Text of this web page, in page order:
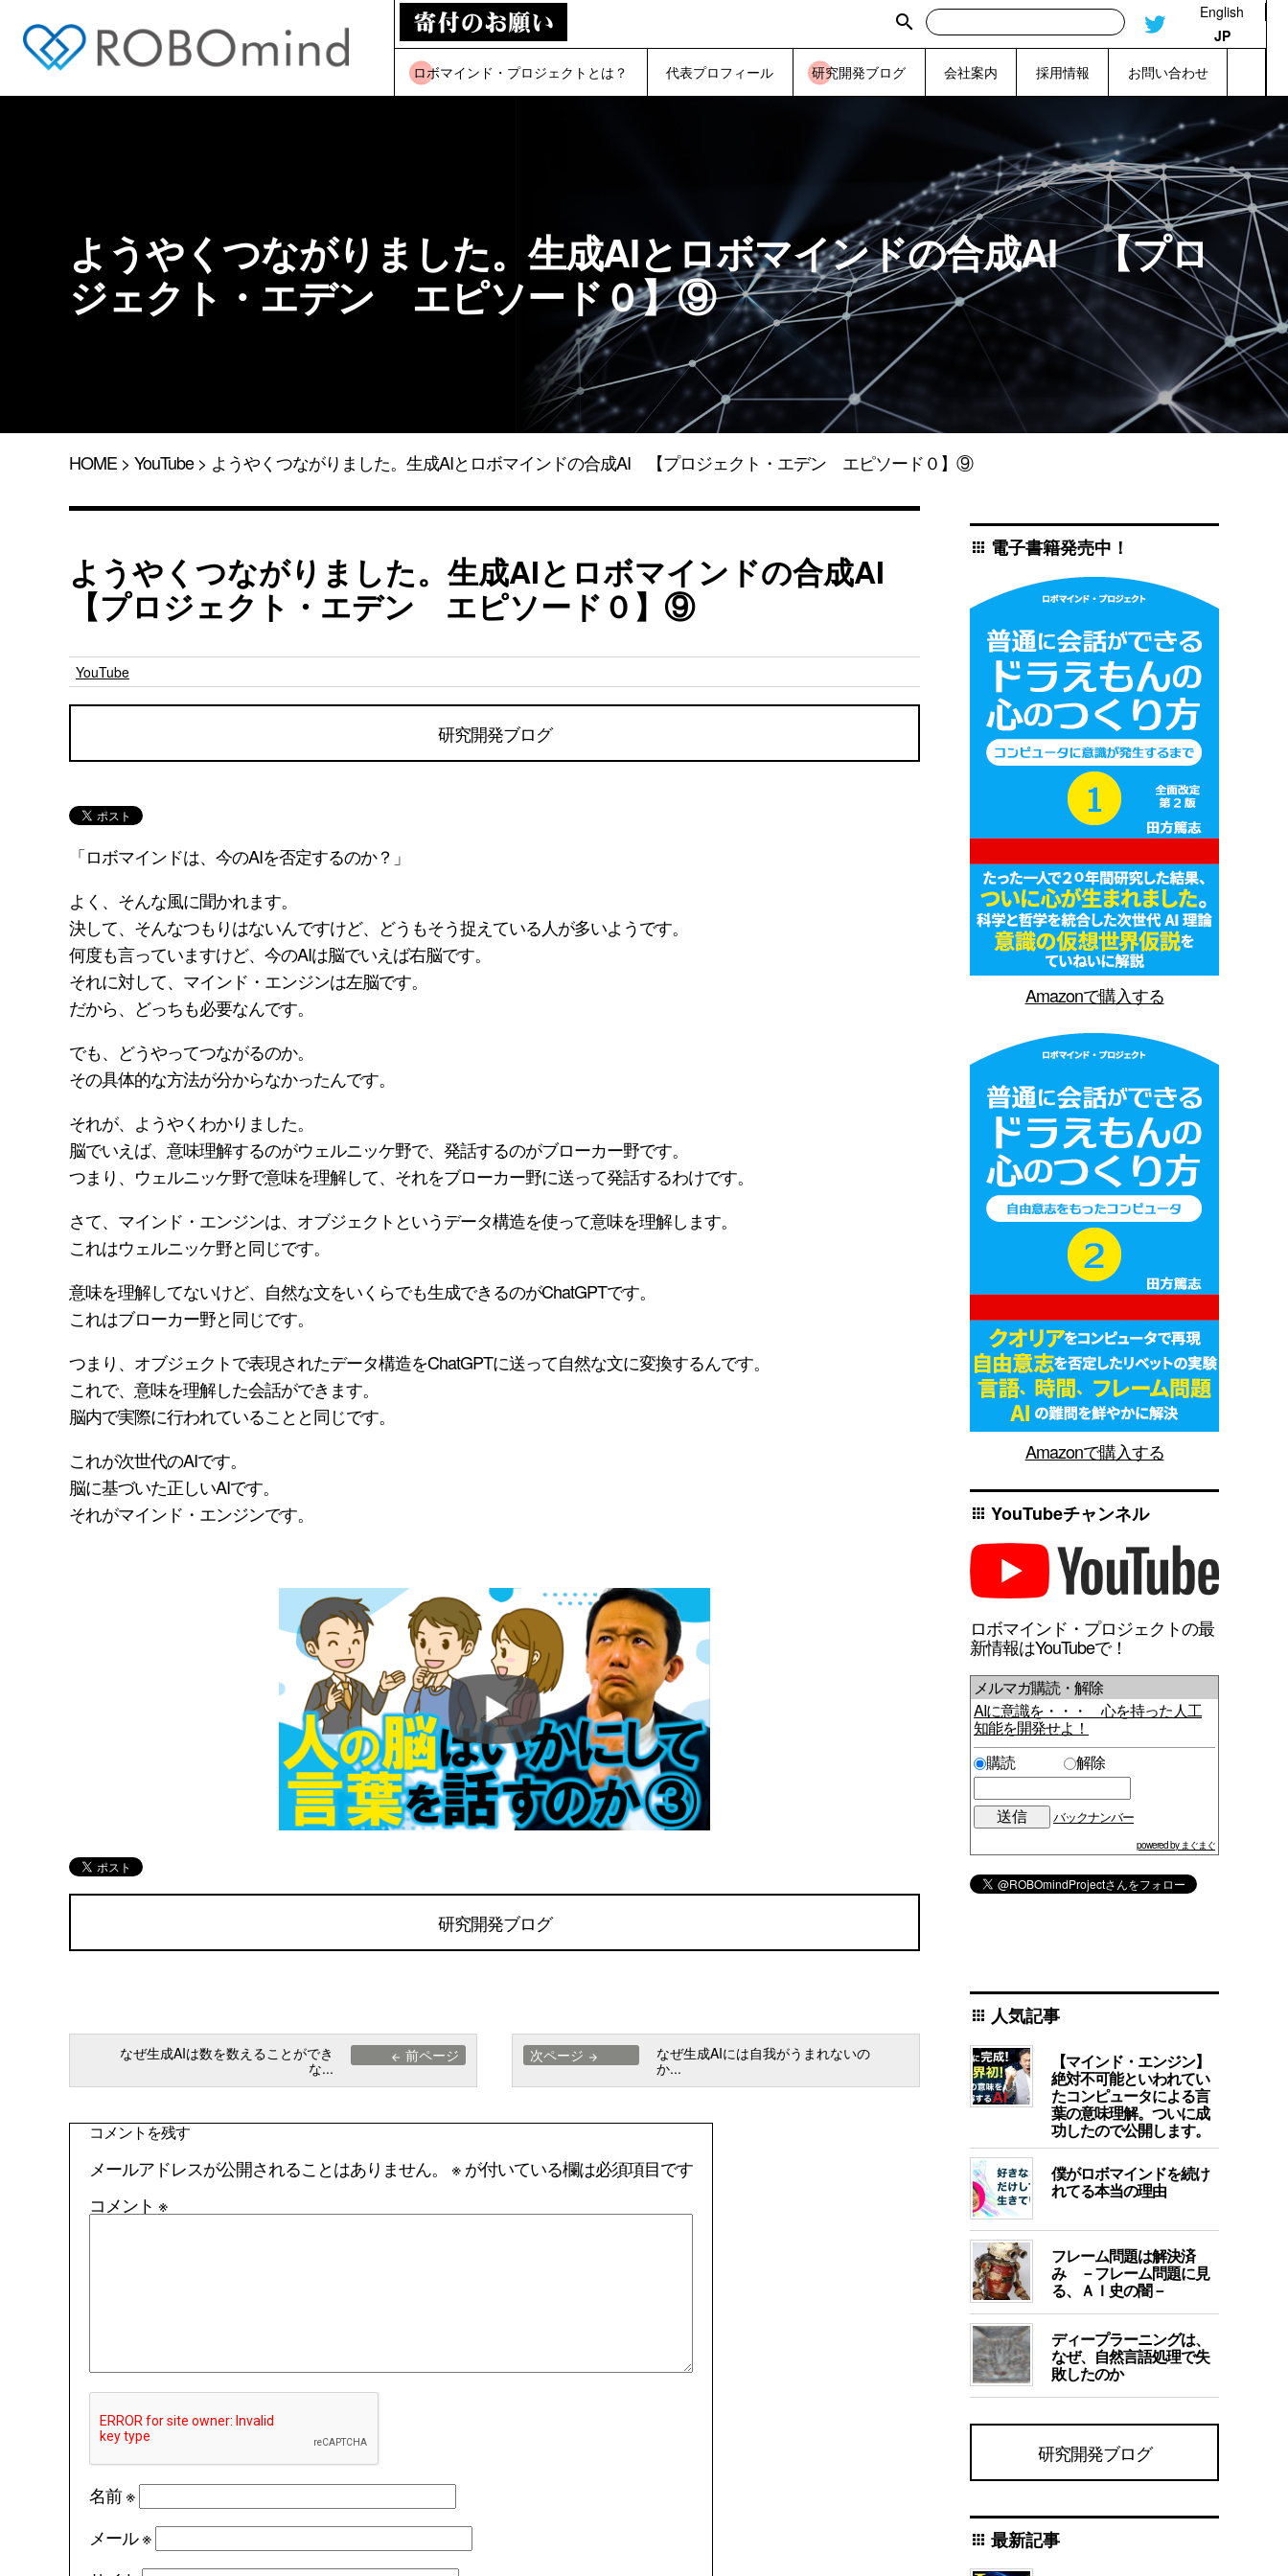
search
English
JP
ロボマインド・プロジェクトとは？
代表プロフィール 研究開発ブログ 会社案内 採用情報 お問い合わせ
ようやくつながりました。生成AIとロボマインドの合成AI 【プロ
ジェクト・エデン エピソード０】⑨
HOME > YouTube> ようやくつながりました。生成AIとロボマインドの合成AI 【プロジェクト・エデン エピソード０】⑨
ようやくつながりました。生成AIとロボマインドの合成AI
【プロジェクト・エデン エピソード０】⑨
YouTube
研究開発ブログ
「ロボマインドは、今のAIを否定するのか？」
よく、そんな風に聞かれます。
決して、そんなつもりはないんですけど、どうもそう捉えている人が多いようです。
何度も言っていますけど、今のAIは脳でいえば右脳です。
それに対して、マインド・エンジンは左脳です。
だから、どっちも必要なんです。
でも、どうやってつながるのか。
その具体的な方法が分からなかったんです。
それが、ようやくわかりました。
脳でいえば、意味理解するのがウェルニッケ野で、発話するのがブローカー野です。
つまり、ウェルニッケ野で意味を理解して、それをブローカー野に送って発話するわけです。
さて、マインド・エンジンは、オブジェクトというデータ構造を使って意味を理解します。
これはウェルニッケ野と同じです。
意味を理解してないけど、自然な文をいくらでも生成できるのがChatGPTです。
これはブローカー野と同じです。
つまり、オブジェクトで表現されたデータ構造をChatGPTに送って自然な文に変換するんです。
これで、意味を理解した会話ができます。
脳内で実際に行われていることと同じです。
これが次世代のAIです。
脳に基づいた正しいAIです。
それがマインド・エンジンです。
研究開発ブログ
なぜ生成AIは数を数えることができ
な...
arrow_back 前ページ 次ページ arrow_forward
なぜ生成AIには自我がうまれないの
か...
コメントを残す
メールアドレスが公開されることはありません。 ※が付いている欄は必須項目です
コメント ※
名前※
メール※
apps 電子書籍発売中！
Amazonで購入する
Amazonで購入する
apps YouTubeチャンネル
ロボマインド・プロジェクトの最
新情報はYouTubeで！
メルマガ購読・解除
AIに意識を・・・ 心を持った人工
知能を開発せよ！
購読
解除
バックナンバー
powered by まぐまぐ
apps 人気記事
【マインド・エンジン】
絶対不可能といわれてい
たコンピュータによる言
葉の意味理解。ついに成
功したので公開します。
僕がロボマインドを続け
れてる本当の理由
フレーム問題は解決済
み －フレーム問題に見
る、ＡＩ史の闇－
ディープラーニングは、
なぜ、自然言語処理で失
敗したのか
研究開発ブログ
apps 最新記事